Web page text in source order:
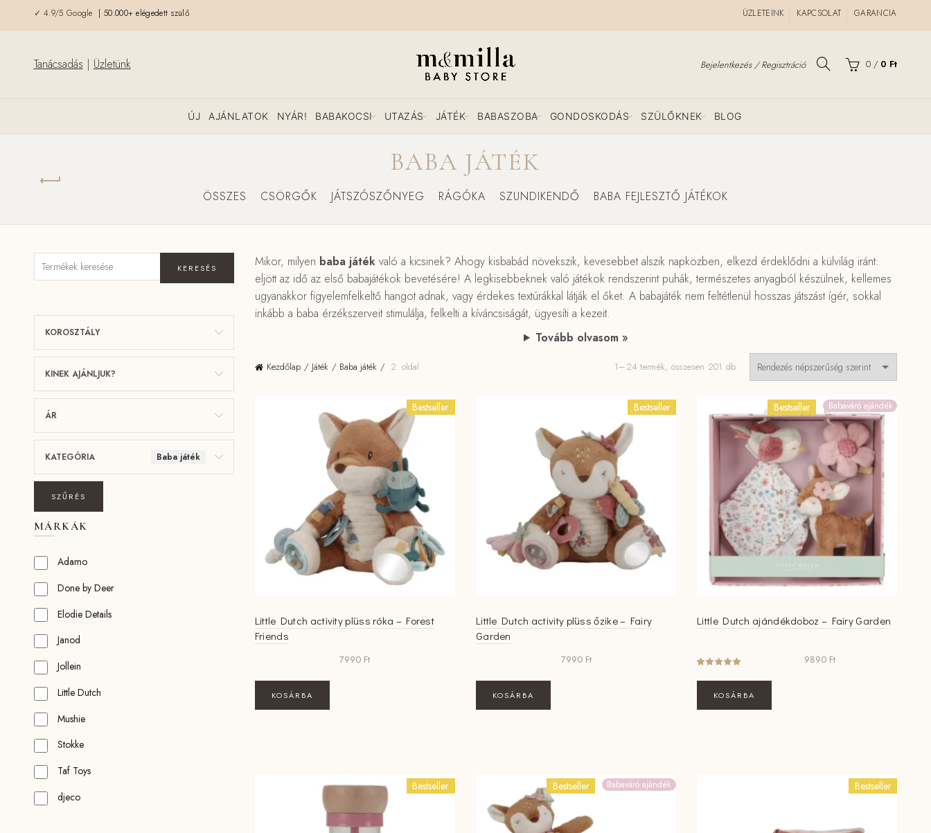
✓ 4.9/5 Google | 50.000+ elégedett szülő ÜZLETEINK KAPCSOLAT GARANCIA
Tanácsadás | Üzletünk Bejelentkezés / Regisztráció 0 / 0 Ft
ÚJ AJÁNLATOK NYÁR! BABAKOCSI UTAZÁS JÁTÉK BABASZOBA GONDOSKODÁS SZÜLŐKNEK BLOG
BABA JÁTÉK
ÖSSZES CSÖRGŐK JÁTSZÓSZŐNYEG RÁGÓKA SZUNDIKENDŐ BABA FEJLESZTŐ JÁTÉKOK
Mikor, milyen baba játékvaló a kicsinek? Ahogy kisbabád növekszik, kevesebbet alszik napközben, elkezd érdeklődni a külvilág iránt:
eljött az idő az első babajátékok bevetésére! A legkisebbeknek való játékok rendszerint puhák, természetes anyagból készülnek, kellemes
ugyanakkor figyelemfelkeltő hangot adnak, vagy érdekes textúrákkal látják el őket. A babajáték nem feltétlenül hosszas játszást ígér, sokkal
inkább a baba érzékszerveit stimulálja, felkelti a kíváncsiságát, ügyesíti a kezeit.
Tovább olvasom »
Kezdőlap Játék Baba játék 2. oldal 1–24 termék, összesen 201 dbSorted
Bestseller
Little Dutch activity plüss róka – Forest
Friends
7990 Ft
KOSÁRBA
Bestseller
Little Dutch activity plüss őzike – Fairy
Garden
7990 Ft
KOSÁRBA
Bestseller Babaváró ajándék
Little Dutch ajándékdoboz – Fairy Garden
9890 Ft
KOSÁRBA
Bestseller Bestseller Babaváró ajándék Bestseller
KERESÉS
KOROSZTÁLY
KINEK AJÁNLJUK?
ÁR
KATEGÓRIA Baba játék
SZŰRÉS
MÁRKÁK
Adamo
Done by Deer
Elodie Details
Janod
Jollein
Little Dutch
Mushie
Stokke
Taf Toys
djeco